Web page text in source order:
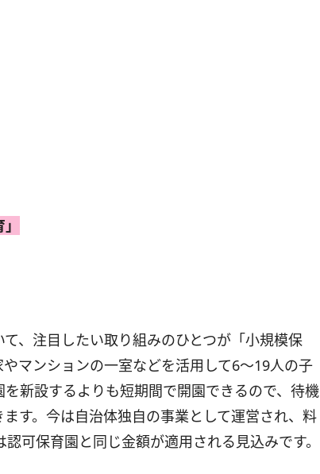
て、注目したい取り組みのひとつが「小規模保
マンションの一室などを活用して6〜19人の子
新設するよりも短期間で開園できるので、待機
す。今は自治体独自の事業として運営され、料
可保育園と同じ金額が適用される見込みです。